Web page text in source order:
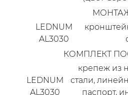
LEDNUM
AL3030
КОМПЛЕКТ
LEDNUM
AL3030
крепеж из
стали,
паспорт,